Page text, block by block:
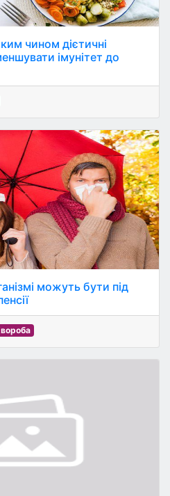
чином дієтичні
імунітет до
можуть бути під